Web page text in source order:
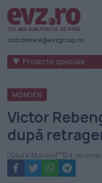
Știri
naționale
internaționale
România
-
Evenimentul
Zilei
coordonare@evzgroup.ro
▼ Proiecte speciale
MONDEN
Victor
după
Iulia Moraru 24